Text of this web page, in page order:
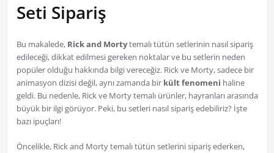
Seti Sipariş
Bu makalede, Rick and Mortytemalı tütün setlerinin nasıl sipariş
edileceği, dikkat edilmesi gereken noktalar ve bu setlerin neden
popüler olduğu hakkında bilgi vereceğiz. Rick ve Morty, sadece bir
animasyon dizisi değil, aynı zamanda bir kült fenomeni haline
geldi. Bu nedenle, Rick ve Morty temalı ürünler, hayranları arasında
büyük bir ilgi görüyor. Peki, bu setleri nasıl sipariş edebiliriz? İşte
bazı ipuçları!
Öncelikle, Rick and Morty temalı tütün setlerini sipariş ederken,